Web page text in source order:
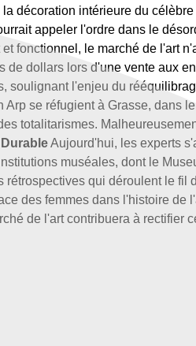
décoration intérieure du
appeler l'ordre dans le
fonctionnel, le marché de l'art
de dollars lors d'une vente aux
soulignant l'enjeu du
se réfugient à Grasse, dans
totalitarismes.
Aujourd'hui, les experts
muséales, dont le
qui déroulent le fil
des femmes dans l'histoire de
de l'art contribuera à rectifier